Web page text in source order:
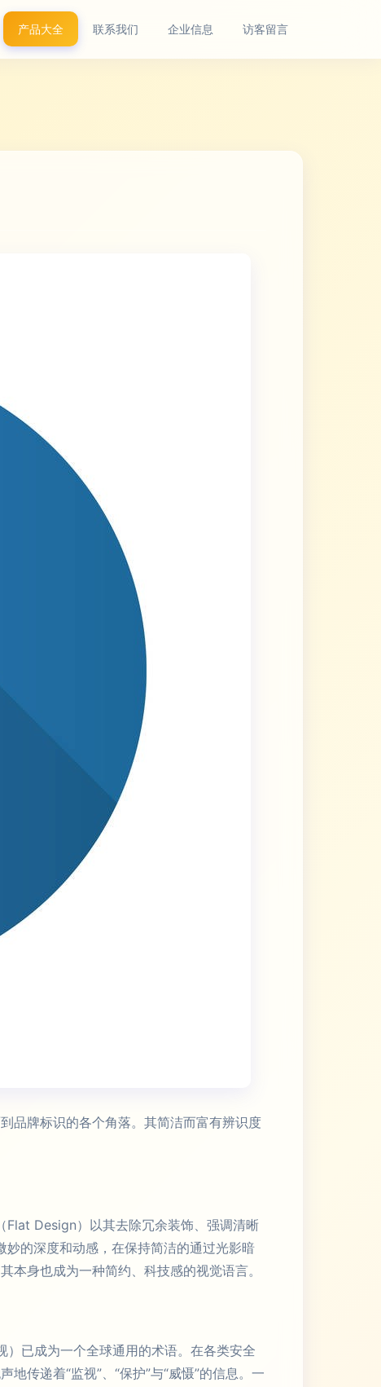
产品大全 联系我们 企业信息 访客留言
品牌标识的各个角落。其简洁而富有辨识度
Flat Design）以其去除冗余装饰、强调清晰
的深度和动感，在保持简洁的通过光影暗
身也成为一种简约、科技感的视觉语言。
）已成为一个全球通用的术语。在各类安全
传递着“监视”、“保护”与“威慑”的信息。一